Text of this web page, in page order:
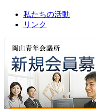
私たちの活動
リンク